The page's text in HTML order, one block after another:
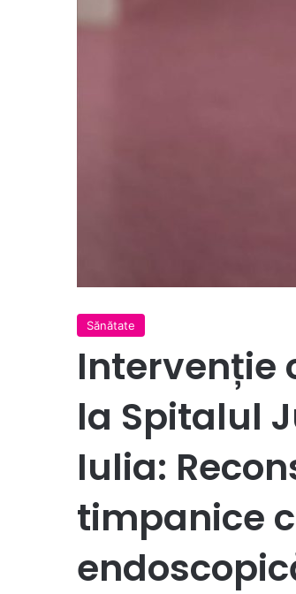
Sănătate
Intervenție
la Spitalul
Iulia:
timpanice